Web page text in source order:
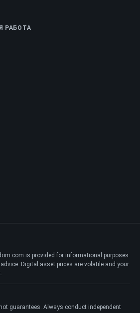
РАБОТА
is provided for informational purposes
Digital asset prices are volatile and your
guarantees. Always conduct independent